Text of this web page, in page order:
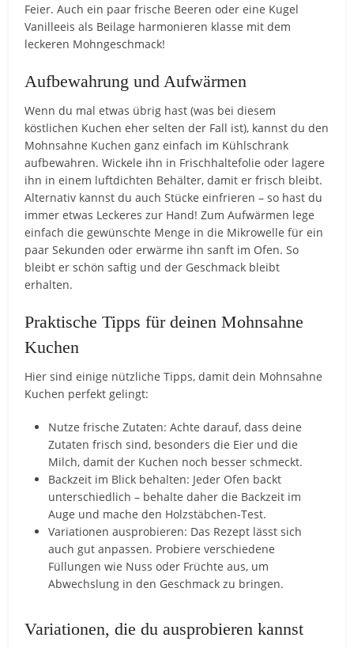
Feier. Auch ein paar frische Beeren oder eine Kugel
Vanilleeis als Beilage harmonieren klasse mit dem
leckeren Mohngeschmack!
Aufbewahrung und Aufwärmen
Wenn du mal etwas übrig hast (was bei diesem
köstlichen Kuchen eher selten der Fall ist), kannst du den
Mohnsahne Kuchen ganz einfach im Kühlschrank
aufbewahren. Wickele ihn in Frischhaltefolie oder lagere
ihn in einem luftdichten Behälter, damit er frisch bleibt.
Alternativ kannst du auch Stücke einfrieren – so hast du
immer etwas Leckeres zur Hand! Zum Aufwärmen lege
einfach die gewünschte Menge in die Mikrowelle für ein
paar Sekunden oder erwärme ihn sanft im Ofen. So
bleibt er schön saftig und der Geschmack bleibt
erhalten.
Praktische Tipps für deinen Mohnsahne
Kuchen
Hier sind einige nützliche Tipps, damit dein Mohnsahne
Kuchen perfekt gelingt:
Nutze frische Zutaten: Achte darauf, dass deine
Zutaten frisch sind, besonders die Eier und die
Milch, damit der Kuchen noch besser schmeckt.
Backzeit im Blick behalten: Jeder Ofen backt
unterschiedlich – behalte daher die Backzeit im
Auge und mache den Holzstäbchen-Test.
Variationen ausprobieren: Das Rezept lässt sich
auch gut anpassen. Probiere verschiedene
Füllungen wie Nuss oder Früchte aus, um
Abwechslung in den Geschmack zu bringen.
Variationen, die du ausprobieren kannst